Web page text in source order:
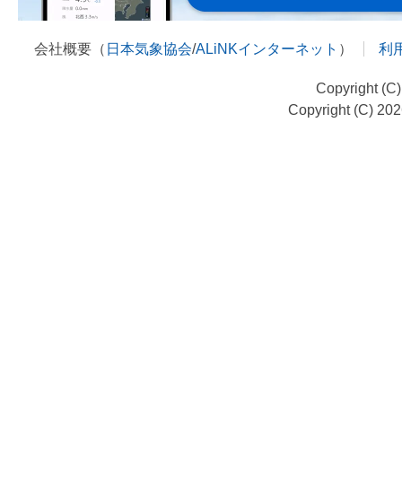
会社概要（ 日本気象協会/ALiNKインターネット ） 利
Copyright
Copyright (C)